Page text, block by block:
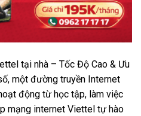
tại nhà – Tốc Độ Cao & Ưu
một đường truyền Internet
động từ học tập, làm việc
mạng internet Viettel tự hào